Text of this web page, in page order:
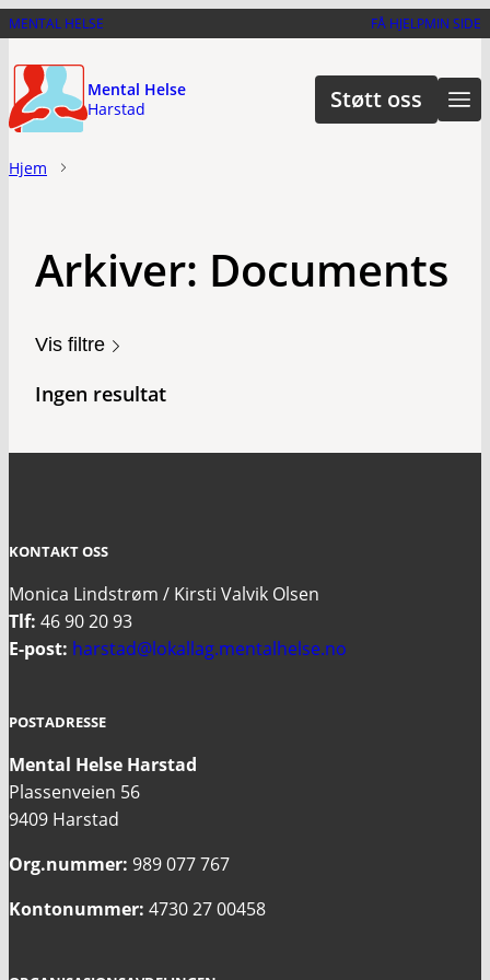
Hopp
hovedinnhold
MENTAL HELSE FÅ HJELPMIN SIDE
Mental Helse
Harstad
Støtt oss
Hjem
Arkiver: Documents
Vis filtre
Ingen resultat
KONTAKT OSS
Monica Lindstrøm / Kirsti Valvik Olsen
Tlf: 46 90 20 93
E-post: harstad@lokallag.mentalhelse.no
POSTADRESSE
Mental Helse Harstad
Plassenveien 56
9409 Harstad
Org.nummer: 989 077 767
Kontonummer: 4730 27 00458